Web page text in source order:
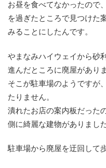
お昼を食べてなかったので
を過ぎたところで見つけた
みることにしたんです。
やまなみハイウェイから砂
進んだところに廃屋がありま
そこが駐車場のようですが
たりません。
潰れたお店の案内板だった
側に綺麗な建物がありました
駐車場から廃屋を迂回して